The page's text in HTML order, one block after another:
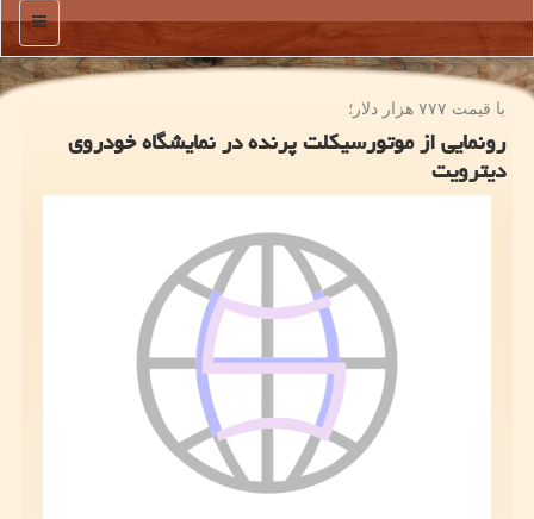
منو
با قیمت ۷۷۷ هزار دلار؛
رونمایی از موتورسیکلت پرنده در نمایشگاه خودروی
دیترویت